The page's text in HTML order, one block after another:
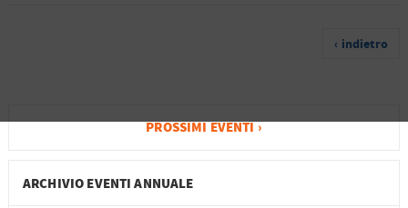
‹ indietro
PROSSIMI EVENTI ›
ARCHIVIO EVENTI ANNUALE